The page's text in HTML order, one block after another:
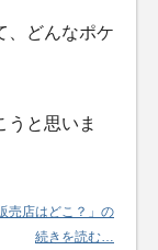
、どんなポケ
うと思いま
売店はどこ？」の
続きを読む…